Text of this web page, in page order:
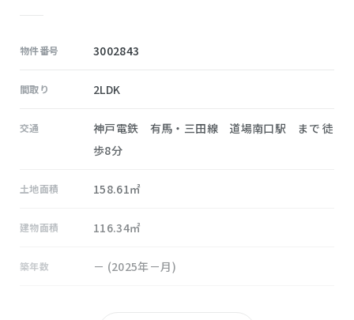
物件番号 3002843
間取り 2LDK
交通
神戸電鉄 有馬・三田線 道場南口駅 まで 徒
歩8分
土地面積 158.61㎡
建物面積 116.34㎡
築年数 － (2025年－月)